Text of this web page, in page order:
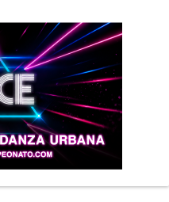
UNA CATEGORÍA
Esportiu L'Hospitalet
-Barcelona)